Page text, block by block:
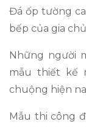
Đá ốp tường
bếp của gia
Những người
mẫu thiết kế
chuộng hiện
Mẫu thi công